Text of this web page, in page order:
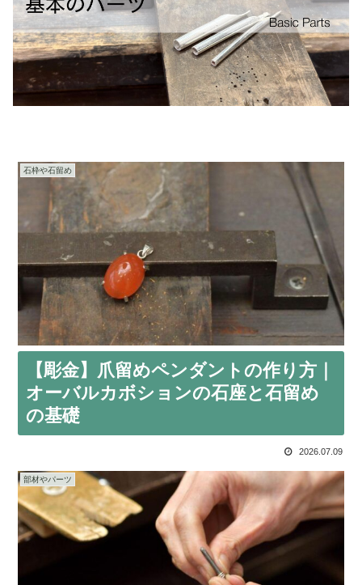
石枠や石留め
【彫金】爪留めペンダントの作り方｜
オーバルカボションの石座と石留め
の基礎
2026.07.09
部材やパーツ